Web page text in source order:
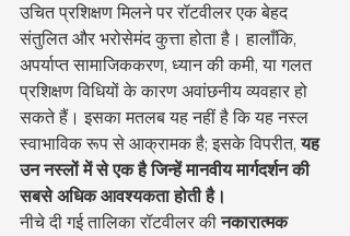
उचित प्रशिक्षण मिलने पर रॉटवीलर एक बेहद
संतुलित और भरोसेमंद कुत्ता होता है। हालाँकि,
अपर्याप्त सामाजिककरण, ध्यान की कमी, या गलत
प्रशिक्षण विधियों के कारण अवांछनीय व्यवहार हो
सकते हैं। इसका मतलब यह नहीं है कि यह नस्ल
स्वाभाविक रूप से आक्रामक है; इसके विपरीत, यह
उन नस्लों में से एक है जिन्हें मानवीय मार्गदर्शन की
सबसे अधिक आवश्यकता होती है।
नीचे दी गई तालिका रॉटवीलर की नकारात्मक